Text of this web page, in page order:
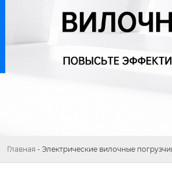
Главная - Электрические вилочные